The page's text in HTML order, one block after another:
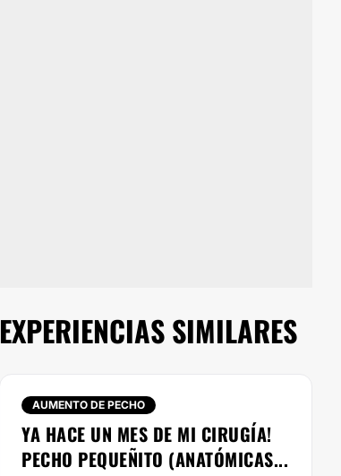
EXPERIENCIAS SIMILARES
AUMENTO DE PECHO
YA HACE UN MES DE MI CIRUGÍA!
PECHO PEQUEÑITO (ANATÓMICAS...